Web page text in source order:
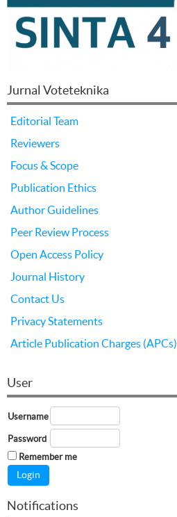
Jurnal Voteteknika
Editorial Team
Reviewers
Focus & Scope
Publication Ethics
Author Guidelines
Peer Review Process
Open Access Policy
Journal History
Contact Us
Privacy Statements
Article Publication Charges (APCs)
User
Username
Password
Remember me
Notifications